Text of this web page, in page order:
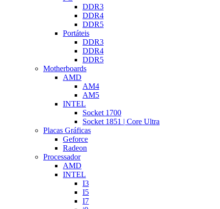
DDR3
DDR4
DDR5
Portáteis
DDR3
DDR4
DDR5
Motherboards
AMD
AM4
AM5
INTEL
Socket 1700
Socket 1851 | Core Ultra
Placas Gráficas
Geforce
Radeon
Processador
AMD
INTEL
I3
I5
I7